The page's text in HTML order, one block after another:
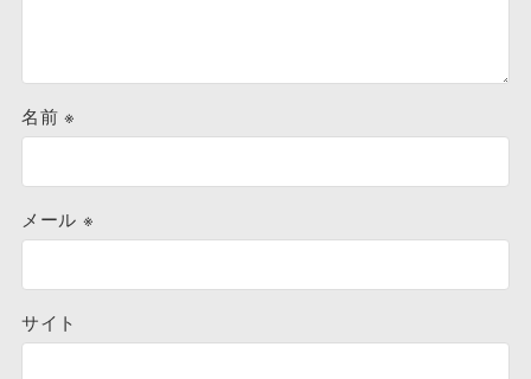
名前※
メール ※
サイト